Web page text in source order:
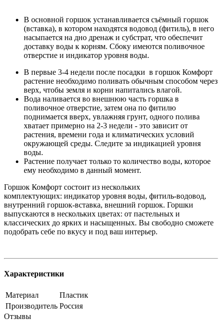
В основной горшок устанавливается съёмный горшок
(вставка), в котором находятся водовод (фитиль), в него
насыпается на дно дренаж и субстрат, что обеспечит
доставку воды к корням. Сбоку имеются поливочное
отверстие и индикатор уровня воды.
В первые 3-4 недели после посадки в горшок Комфорт
растение необходимо поливать обычным способом через
верх, чтобы земля и корни напитались влагой.
Вода наливается во внешнюю часть горшка в
поливочное отверстие, затем она по фитилю
поднимается вверх, увлажняя грунт, одного полива
хватает примерно на 2-3 недели - это зависит от
растения, времени года и климатических условий
окружающей среды. Следите за индикацией уровня
воды.
Растение получает только то количество воды, которое
ему необходимо в данный момент.
Горшок Комфорт состоит из нескольких
комплектующих: индикатор уровня воды, фитиль-водовод,
внутренний горшок-вставка, внешний горшок. Горшки
выпускаются в нескольких цветах: от пастельных и
классических до ярких и насыщенных. Вы свободно сможете
подобрать себе по вкусу и под ваш интерьер.
Характеристики
Материал
Пластик
Производитель Россия
Отзывы